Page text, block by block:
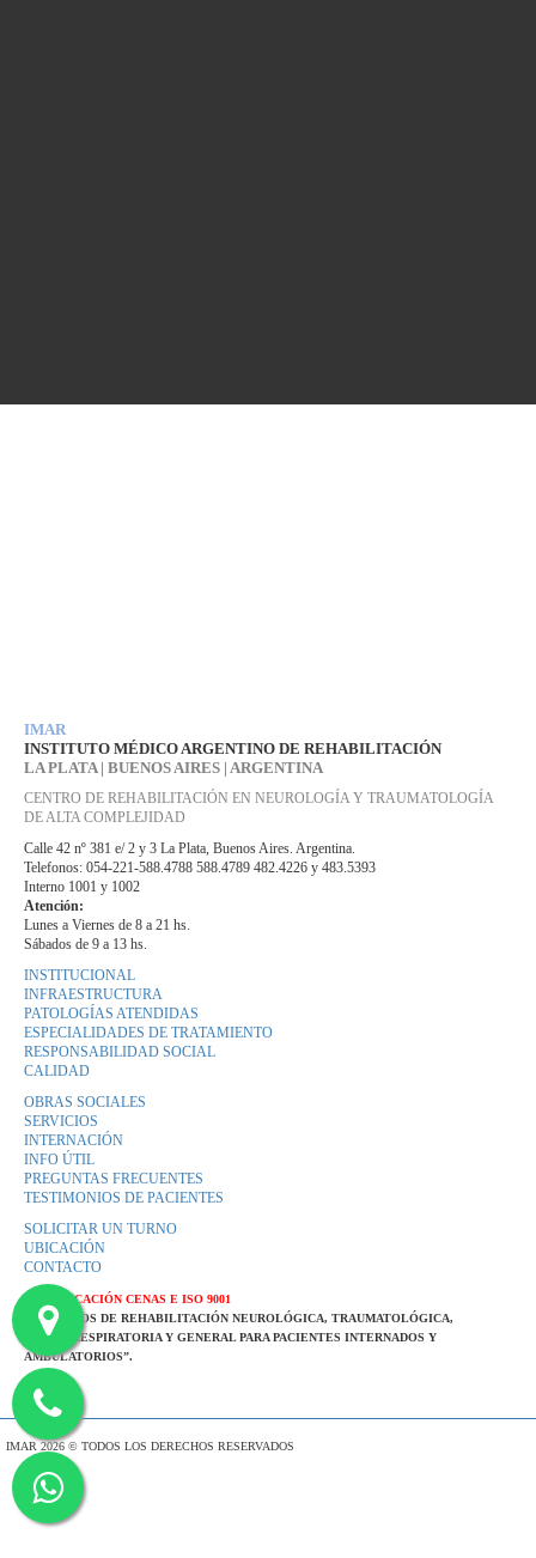
IMAR
INSTITUTO MÉDICO ARGENTINO DE REHABILITACIÓN
LA PLATA | BUENOS AIRES | ARGENTINA
CENTRO DE REHABILITACIÓN EN NEUROLOGÍA Y TRAUMATOLOGÍA
DE ALTA COMPLEJIDAD
Calle 42 nº 381 e/ 2 y 3 La Plata, Buenos Aires. Argentina.
Telefonos: 054-221-588.4788 588.4789 482.4226 y 483.5393
Interno 1001 y 1002
Atención:
Lunes a Viernes de 8 a 21 hs.
Sábados de 9 a 13 hs.
INSTITUCIONAL
INFRAESTRUCTURA
PATOLOGÍAS ATENDIDAS
ESPECIALIDADES DE TRATAMIENTO
RESPONSABILIDAD SOCIAL
CALIDAD
OBRAS SOCIALES
SERVICIOS
INTERNACIÓN
INFO ÚTIL
PREGUNTAS FRECUENTES
TESTIMONIOS DE PACIENTES
SOLICITAR UN TURNO
UBICACIÓN
CONTACTO
CERTIFICACIÓN CENAS E ISO 9001
“SERVICIOS DE REHABILITACIÓN NEUROLÓGICA, TRAUMATOLÓGICA,
CARDIORESPIRATORIA Y GENERAL PARA PACIENTES INTERNADOS Y
AMBULATORIOS”.
IMAR 2026 © TODOS LOS DERECHOS RESERVADOS